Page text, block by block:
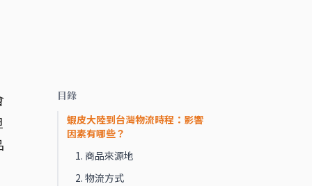
目錄
蝦皮大陸到台灣物流時程：影響
因素有哪些？
1. 商品來源地
2. 物流方式